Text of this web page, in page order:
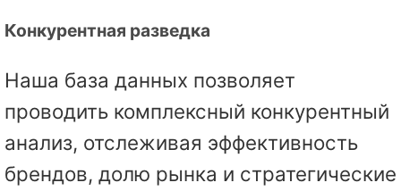
Конкурентная разведка
Наша база данных позволяет
проводить комплексный конкурентный
анализ, отслеживая эффективность
брендов, долю рынка и стратегические